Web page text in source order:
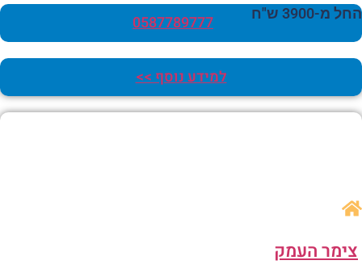
מ-3900 ש"ח 0587789777
למידע נוסף >>
העמק